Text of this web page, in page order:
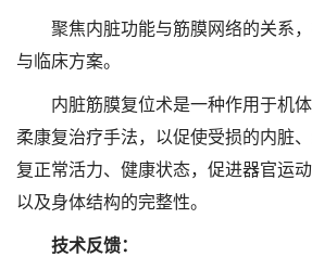
聚焦内脏功能与筋膜网络的关系
与临床方案。
内脏筋膜复位术是一种作用于机
柔康复治疗手法，以促使受损的内脏
复正常活力、健康状态，促进器官运
以及身体结构的完整性。
技术反馈：